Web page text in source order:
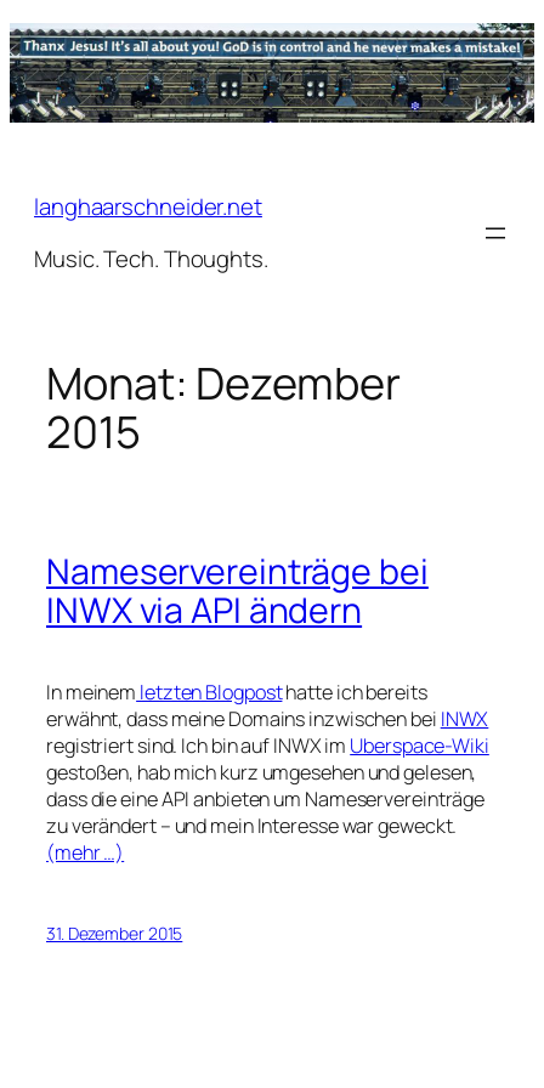
Zum
Inhalt
springen
langhaarschneider.net
Music. Tech. Thoughts.
Monat: Dezember
2015
Nameservereinträge bei
INWX via API ändern
In meinem letzten Blogposthatte ich bereits
erwähnt, dass meine Domains inzwischen bei INWX
registriert sind. Ich bin auf INWX im Uberspace-Wiki
gestoßen, hab mich kurz umgesehen und gelesen,
dass die eine API anbieten um Nameservereinträge
zu verändert – und mein Interesse war geweckt.
(mehr …)
31. Dezember 2015